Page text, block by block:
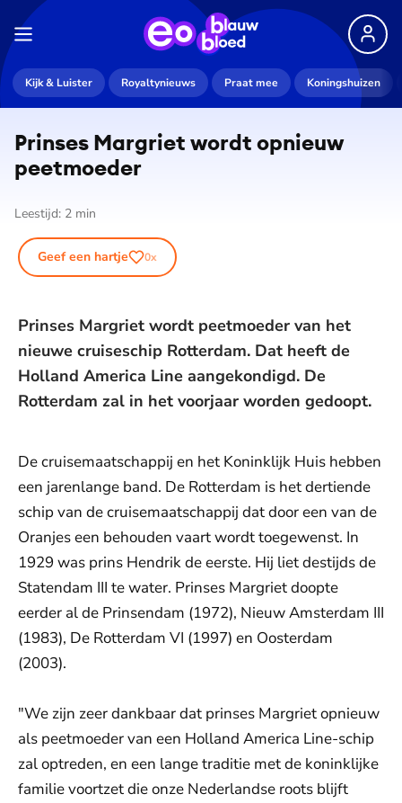
Kijk & Luister Royaltynieuws Praat mee Koningshuizen
Prinses Margriet wordt opnieuw
peetmoeder
Leestijd: 2 min
Geef een hartje 0x
Prinses Margriet wordt peetmoeder van het
nieuwe cruiseschip Rotterdam. Dat heeft de
Holland America Line aangekondigd. De
Rotterdam zal in het voorjaar worden gedoopt.
De cruisemaatschappij en het Koninklijk Huis hebben
een jarenlange band. De Rotterdam is het dertiende
schip van de cruisemaatschappij dat door een van de
Oranjes een behouden vaart wordt toegewenst. In
1929 was prins Hendrik de eerste. Hij liet destijds de
Statendam III te water. Prinses Margriet doopte
eerder al de Prinsendam (1972), Nieuw Amsterdam III
(1983), De Rotterdam VI (1997) en Oosterdam
(2003).
"We zijn zeer dankbaar dat prinses Margriet opnieuw
als peetmoeder van een Holland America Line-schip
zal optreden, en een lange traditie met de koninklijke
familie voortzet die onze Nederlandse roots blijft